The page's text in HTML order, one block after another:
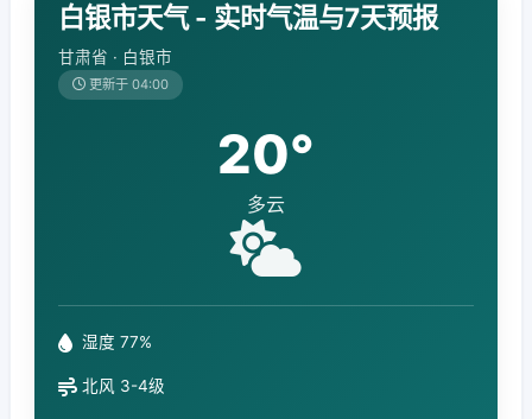
白银市天气 - 实时气温与7天预报
甘肃省 · 白银市
更新于 04:00
20°
多云
湿度 77%
北风 3-4级